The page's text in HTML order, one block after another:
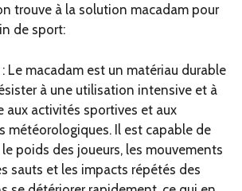
trouve à la solution macadam pour
de sport:
Le macadam est un matériau durable
à une utilisation intensive et à
aux activités sportives et aux
météorologiques. Il est capable de
poids des joueurs, les mouvements
sauts et les impacts répétés des